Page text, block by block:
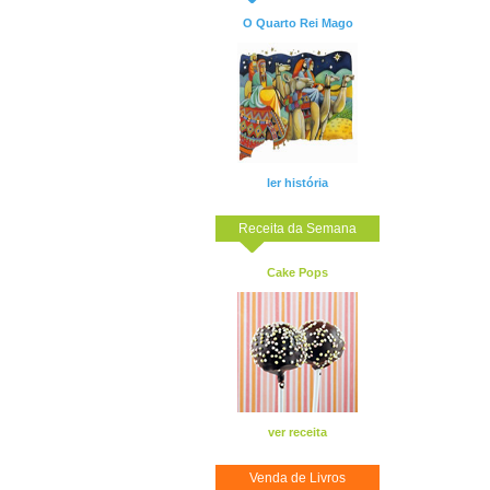
O Quarto Rei Mago
ler história
Receita da Semana
Cake Pops
ver receita
Venda de Livros